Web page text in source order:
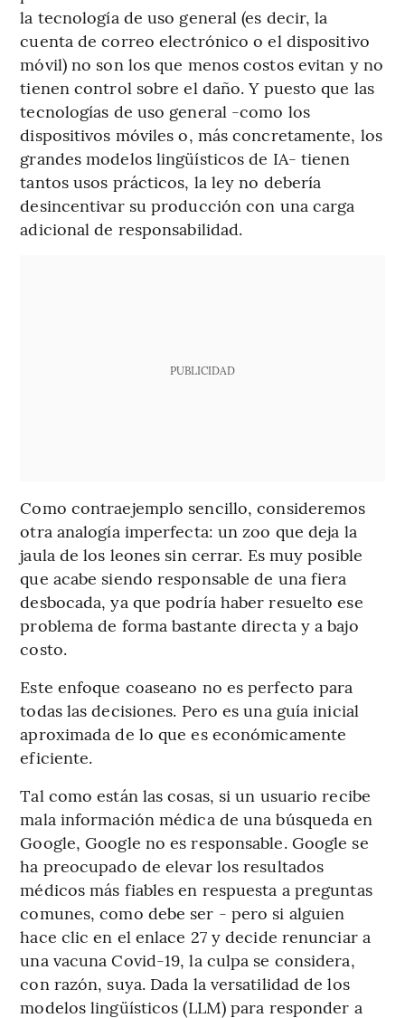
la tecnología de uso general (es decir, la
cuenta de correo electrónico o el dispositivo
móvil) no son los que menos costos evitan y no
tienen control sobre el daño. Y puesto que las
tecnologías de uso general -como los
dispositivos móviles o, más concretamente, los
grandes modelos lingüísticos de IA- tienen
tantos usos prácticos, la ley no debería
desincentivar su producción con una carga
adicional de responsabilidad.
PUBLICIDAD
Como contraejemplo sencillo, consideremos
otra analogía imperfecta: un zoo que deja la
jaula de los leones sin cerrar. Es muy posible
que acabe siendo responsable de una fiera
desbocada, ya que podría haber resuelto ese
problema de forma bastante directa y a bajo
costo.
Este enfoque coaseano no es perfecto para
todas las decisiones. Pero es una guía inicial
aproximada de lo que es económicamente
eficiente.
Tal como están las cosas, si un usuario recibe
mala información médica de una búsqueda en
Google, Google no es responsable. Google se
ha preocupado de elevar los resultados
médicos más fiables en respuesta a preguntas
comunes, como debe ser - pero si alguien
hace clic en el enlace 27 y decide renunciar a
una vacuna Covid-19, la culpa se considera,
con razón, suya. Dada la versatilidad de los
modelos lingüísticos (LLM) para responder a